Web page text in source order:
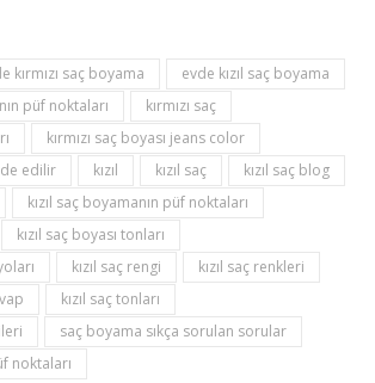
kırmızı saç boyama
evde kızıl saç boyama
püf noktaları
kırmızı saç
kırmızı saç boyası jeans color
edilir
kızıl kızıl saç
kızıl saç blog
kızıl saç boyamanın püf noktaları
kızıl saç boyası tonları
kızıl saç rengi
kızıl saç renkleri
kızıl saç tonları
saç boyama sıkça sorulan sorular
noktaları